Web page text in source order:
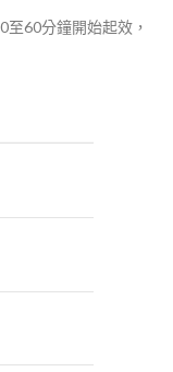
60分鐘開始起效，